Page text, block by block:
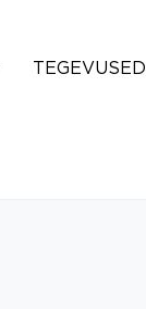
TEGEVUSED